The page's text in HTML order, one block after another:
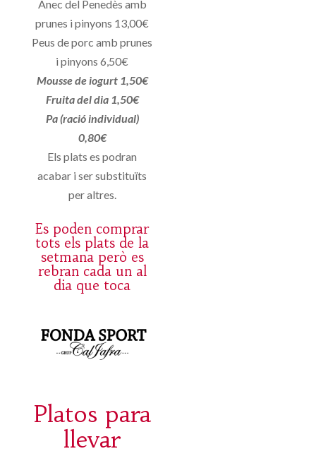
Ànec del Penedès amb
prunes i pinyons 13,00€
Peus de porc amb prunes
i pinyons 6,50€
Mousse de iogurt 1,50€
Fruita del dia 1,50€
Pa (ració individual)
0,80€
Els plats es podran
acabar i ser substituïts
per altres.
Es poden comprar
tots els plats de la
setmana però es
rebran cada un al
dia que toca
Platos para
llevar